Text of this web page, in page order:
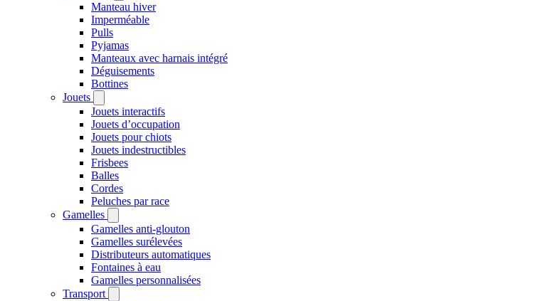
Manteau hiver
Imperméable
Pulls
Pyjamas
Manteaux avec harnais intégré
Déguisements
Bottines
Jouets
Jouets interactifs
Jouets d’occupation
Jouets pour chiots
Jouets indestructibles
Frisbees
Balles
Cordes
Peluches par race
Gamelles
Gamelles anti-glouton
Gamelles surélevées
Distributeurs automatiques
Fontaines à eau
Gamelles personnalisées
Transport